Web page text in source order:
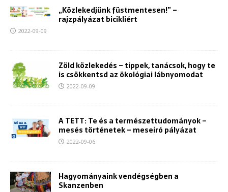
„Közlekedjünk füstmentesen!” –
rajzpályázat bicikliért
2022-09-09
Zöld közlekedés – tippek, tanácsok, hogy te
is csökkentsd az ökológiai lábnyomodat
2022-09-09
A TETT: Te és a természettudományok –
mesés történetek – meseíró pályázat
2022-09-06
Hagyományaink vendégségben a
Skanzenben